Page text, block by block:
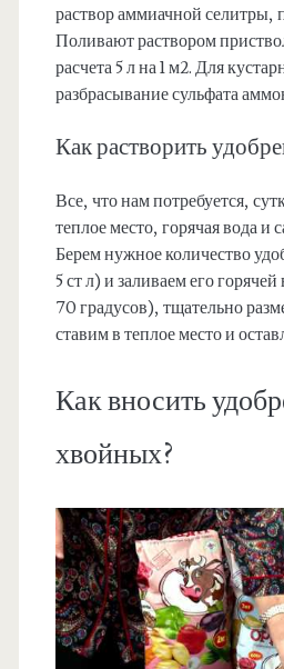
раствор аммиачной селитры,
Поливают раствором
расчета 5 л на 1 м2. Для
разбрасывание сульфата
Как растворить
Все, что нам потребуется,
теплое место, горячая вода и
Берем нужное количество
5 ст л) и заливаем его
70 градусов), тщательно
ставим в теплое место и
Как вносить
хвойных?